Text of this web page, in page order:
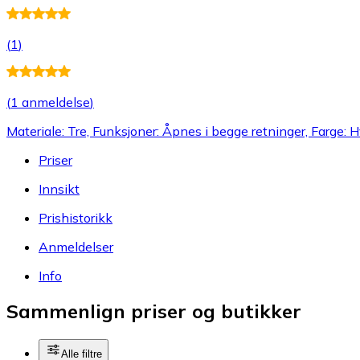
(1)
(1 anmeldelse)
Materiale: Tre, Funksjoner: Åpnes i begge retninger, Farge:
Priser
Innsikt
Prishistorikk
Anmeldelser
Info
Sammenlign priser og butikker
Alle filtre